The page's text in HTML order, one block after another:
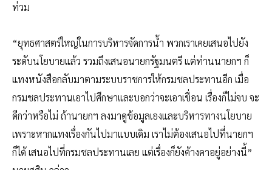
ท่วม
“ยุทธศาสตร์ใหญ่ในการบริหารจัดการน้ำ พวกเราเคยเสนอไปยัง
ระดับนโยบายแล้ว รวมถึงเสนอนายกรัฐมนตรี แต่ท่านนายกฯ ก็
แทงหนังสือกลับมาตามระบบราชการให้กรมชลประทานอีก เมื่อ
กรมชลประทานเอาไปศึกษาและบอกว่าจะเอาเขื่อน เรื่องก็ไม่จบ จะ
ดีกว่าหรือไม่ ถ้านายกฯ ลงมาดูข้อมูลเองและบริหารทางนโยบาย
เพราะหากแทงเรื่องกันไปมาแบบเดิม เราไม่ต้องเสนอไปที่นายกฯ
ก็ได้ เสนอไปที่กรมชลประทานเลย แต่เรื่องก็ยังค้างคาอยู่อย่างนี้”